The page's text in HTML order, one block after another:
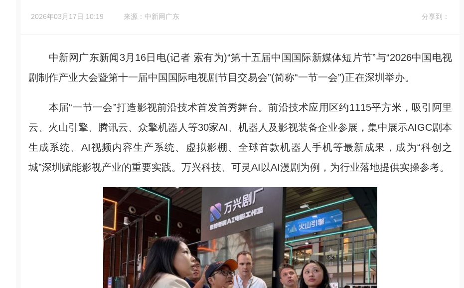
2026年03月17日 10:19 来源：中新网广东 分享到：
中新网广东新闻3月16日电(记者 索有为)“第十五届中国国际新媒体短片节”与“2026中国电视
剧制作产业大会暨第十一届中国国际电视剧节目交易会”(简称“一节一会”)正在深圳举办。
本届“一节一会”打造影视前沿技术首发首秀舞台。前沿技术应用区约1115平方米，吸引阿里
云、火山引擎、腾讯云、众擎机器人等30家AI、机器人及影视装备企业参展，集中展示AIGC剧本
生成系统、AI视频内容生产系统、虚拟影棚、全球首款机器人手机等最新成果，成为“科创之
城”深圳赋能影视产业的重要实践。万兴科技、可灵AI以AI漫剧为例，为行业落地提供实操参考。